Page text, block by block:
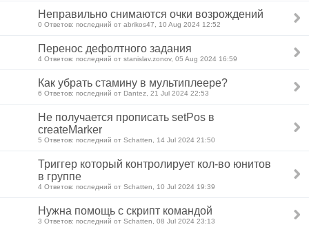
Неправильно снимаются очки возрождений
0 Ответов: последний от abrikos47, 10 Aug 2024 12:52
Перенос дефолтного задания
4 Ответов: последний от stanislav.zonov, 05 Aug 2024 16:59
Как убрать стамину в мультиплеере?
6 Ответов: последний от Dantez, 21 Jul 2024 22:53
Не получается прописать setPos в
createMarker
5 Ответов: последний от Schatten, 14 Jul 2024 21:50
Триггер который контролирует кол-во юнитов
в группе
4 Ответов: последний от Schatten, 10 Jul 2024 19:39
Нужна помощь с скрипт командой
3 Ответов: последний от Schatten, 08 Jul 2024 23:13